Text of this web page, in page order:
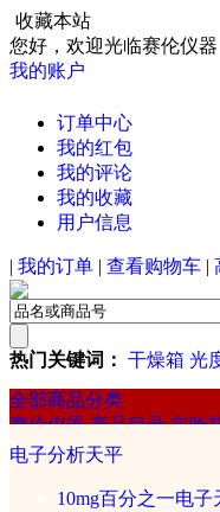
收藏本站
您好，欢迎光临赛伦仪
我的账户
订单中心
我的红包
我的评论
我的收藏
用户信息
| 我的订单 | 查看购物车 |
热门关键词： 干燥箱 光
全部商品分类
电子分析天平
10mg百分之一电子
赛伦仪器产品目录 实验
试剂/标准物质